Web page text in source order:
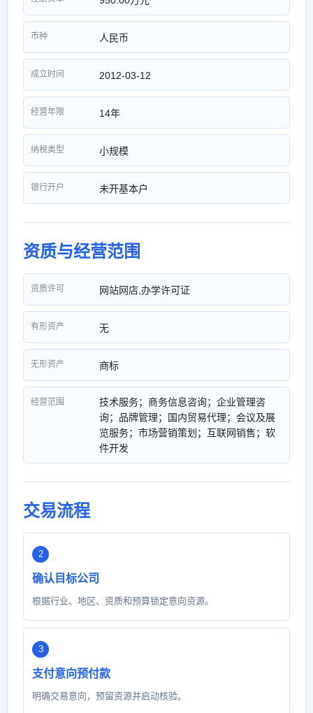
币种 人民币
成立时间 2012-03-12
经营年限 14年
纳税类型 小规模
银行开户 未开基本户
资质与经营范围
资质许可 网站网店,办学许可证
有形资产 无
无形资产 商标
经营范围
技术服务；商务信息咨询；企业管理咨
询；品牌管理；国内贸易代理；会议及展
览服务；市场营销策划；互联网销售；软
件开发
交易流程
确认目标公司
根据行业、地区、资质和预算锁定意向资源。
支付意向预付款
明确交易意向，预留资源并启动核验。